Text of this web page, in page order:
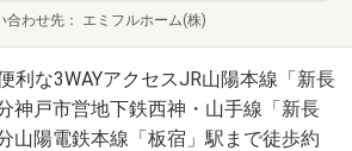
合わせ先 エミフルホーム(株)
利な3WAYアクセスJR山陽本線「新長
神戸市営地下鉄西神・山手線「新長
山陽電鉄本線「板宿」駅まで徒歩約